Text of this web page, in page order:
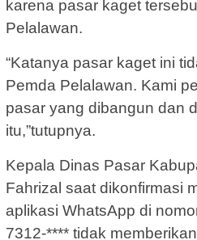
karena pasar kaget
Pelalawan.
“Katanya pasar kaget ini
Pemda Pelalawan. Kami
pasar yang dibangun dan
itu,”tutupnya.
Kepala Dinas Pasar
Fahrizal saat dikonfirmasi
aplikasi WhatsApp di
7312-**** tidak